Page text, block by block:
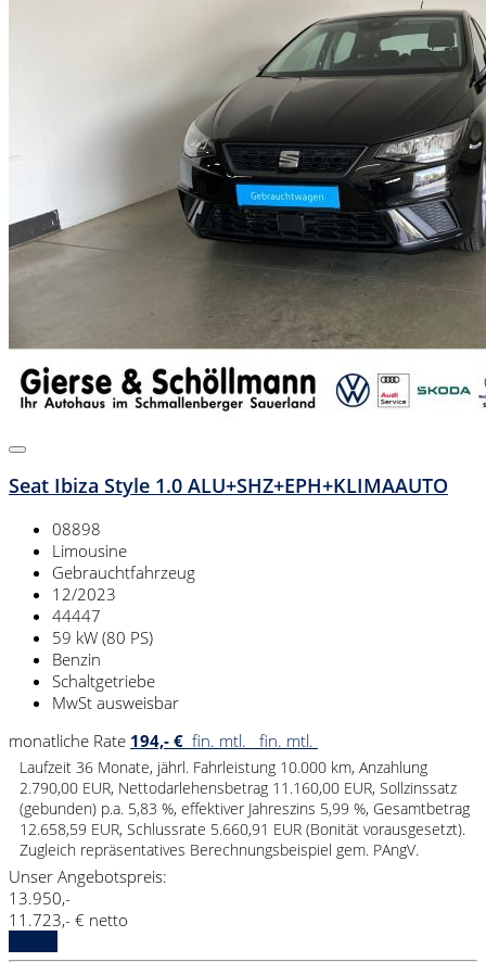
Seat Ibiza Style 1.0 ALU+SHZ+EPH+KLIMAAUTO
08898
Limousine
Gebrauchtfahrzeug
12/2023
44447
59 kW (80 PS)
Benzin
Schaltgetriebe
MwSt ausweisbar
monatliche Rate 194,- € fin. mtl. fin. mtl.
Laufzeit 36 Monate, jährl. Fahrleistung 10.000 km, Anzahlung
2.790,00 EUR, Nettodarlehensbetrag 11.160,00 EUR, Sollzinssatz
(gebunden) p.a. 5,83 %, effektiver Jahreszins 5,99 %, Gesamtbetrag
12.658,59 EUR, Schlussrate 5.660,91 EUR (Bonität vorausgesetzt).
Zugleich repräsentatives Berechnungsbeispiel gem. PAngV.
Unser Angebotspreis:
13.950,-
11.723,- € netto